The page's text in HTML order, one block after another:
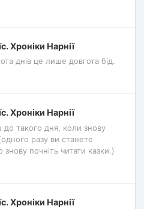
Хроніки Нарнії
днів це лише довгота бід.
Хроніки Нарнії
такого дня, коли знову
разу ви станете
почніть читати казки.)
Хроніки Нарнії